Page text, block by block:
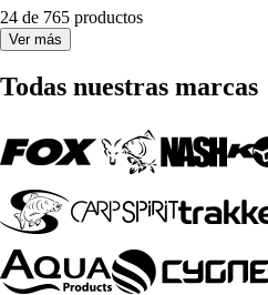
24 de 765 productos
Ver más
Todas nuestras marcas